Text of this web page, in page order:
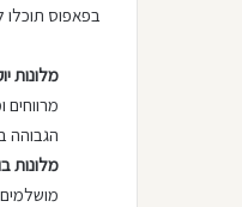
בפאפוס תוכלו
מלונות יוקרה
הגבוהה
מלונות